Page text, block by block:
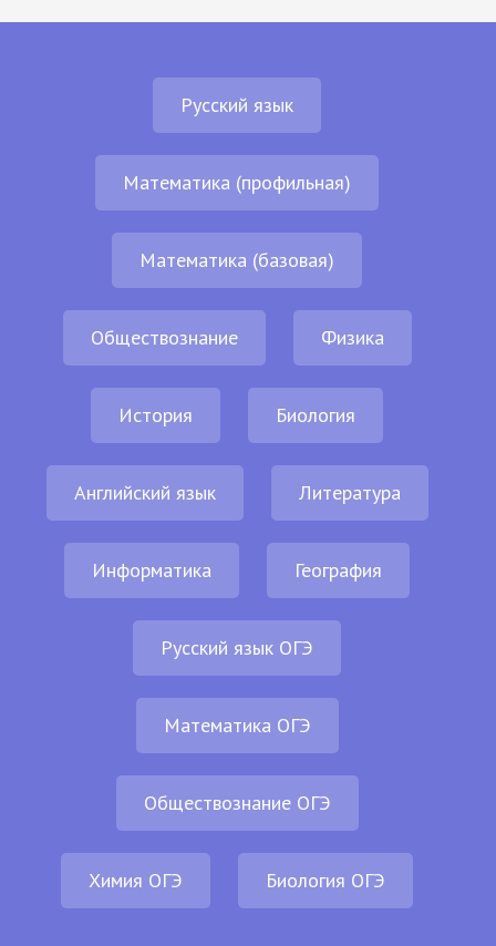
Русский язык
Математика (профильная)
Математика (базовая)
Обществознание Физика
История Биология
Английский язык Литература
Информатика География
Русский язык ОГЭ
Математика ОГЭ
Обществознание ОГЭ
Химия ОГЭ Биология ОГЭ